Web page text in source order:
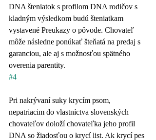
DNA šteniatok s profilom DNA rodičov s
kladným výsledkom budú šteniatkam
vystavené Preukazy o pôvode. Chovateľ
môže následne ponúkať šteňatá na predaj s
garanciou, ale aj s možnosťou spätného
overenia parentity.
#4
Pri nakrývaní suky krycím psom,
nepatriacim do vlastníctva slovenských
chovateľov doloží chovateľka jeho profil
DNA so žiadosťou o krycí list. Ak krycí pes